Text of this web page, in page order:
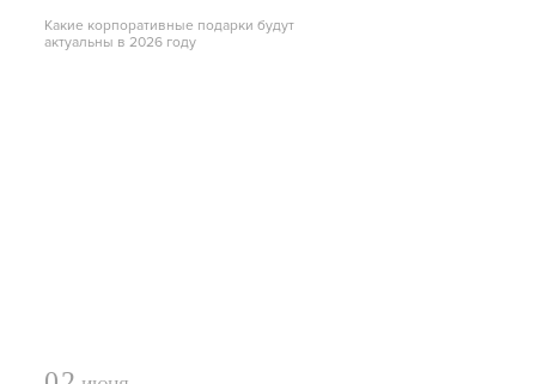
Какие корпоративные подарки будут
актуальны в 2026 году